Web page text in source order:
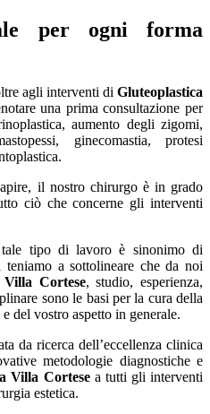
per ogni forma
agli interventi di Gluteoplastica
una prima consultazione per
aumento degli zigomi,
ginecomastia, protesi
il nostro chirurgo è in grado
ciò che concerne gli interventi
tale tipo di lavoro è sinonimo di
a sottolineare che da noi
Villa Cortese, studio, esperienza,
sono le basi per la cura della
del vostro aspetto in generale.
da ricerca dell’eccellenza clinica
metodologie diagnostiche e
Villa Cortesea tutti gli interventi
estetica.